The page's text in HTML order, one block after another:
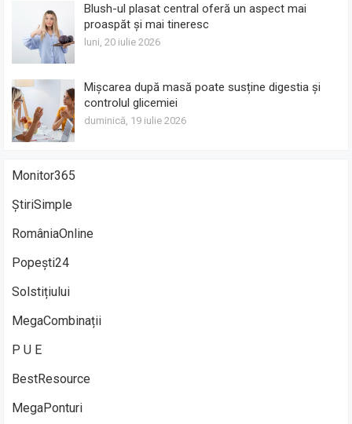
Blush-ul plasat central oferă un aspect mai
proaspăt și mai tineresc
luni, 20 iulie 2026
Mișcarea după masă poate susține digestia și
controlul glicemiei
duminică, 19 iulie 2026
Monitor365
ȘtiriSimple
RomâniaOnline
Popești24
Solstițiului
MegaCombinații
P U E
BestResource
MegaPonturi